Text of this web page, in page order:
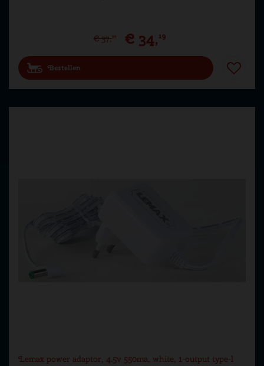
€ 37,99 € 34,19
Bestellen
Lemax power adaptor, 4.5v 550ma, white, 1-output type-l